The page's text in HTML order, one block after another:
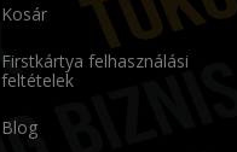
Kosár
Firstkártya felhasználási
feltételek
Blog